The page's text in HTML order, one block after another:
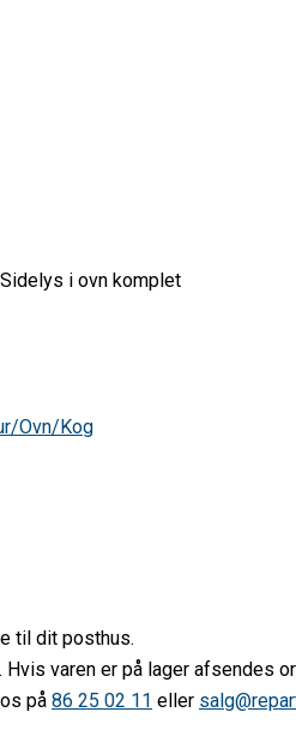
i ovn komplet
Ovn/Kog
til dit posthus.
varen er på lager afsendes
på 86 25 02 11 eller